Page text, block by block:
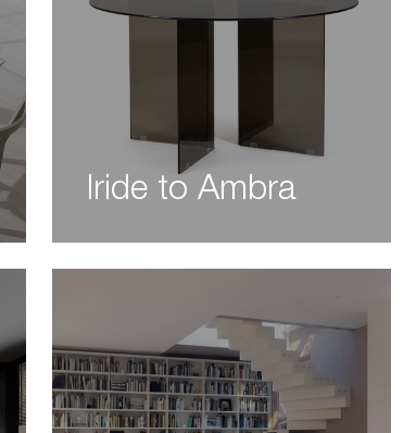
Iride to Ambra